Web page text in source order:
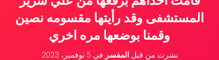
المستشفى وقد رأيتها مقسومه نصين
وقمنا بوضعها مره اخري
نشرت من قبلالمفسر في 5 نوفمبر، 2023